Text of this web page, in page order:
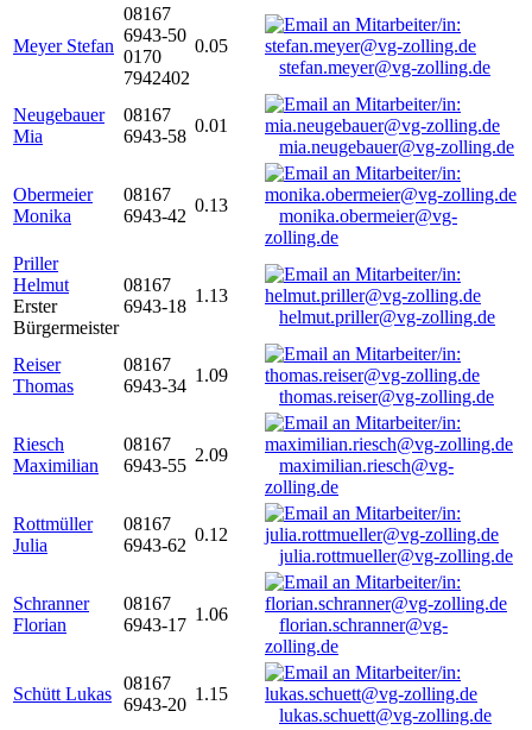
Meyer Stefan
08167
6943-50
0170
7942402
0.05
stefan.meyer@vg-zolling.de
Neugebauer
Mia
08167
6943-58
0.01
mia.neugebauer@vg-zolling.de
Obermeier
Monika
08167
6943-42
0.13
monika.obermeier@vg-
zolling.de
Priller
Helmut
Erster
Bürgermeister
08167
6943-18
1.13
helmut.priller@vg-zolling.de
Reiser
Thomas
08167
6943-34
1.09
thomas.reiser@vg-zolling.de
Riesch
Maximilian
08167
6943-55
2.09
maximilian.riesch@vg-
zolling.de
Rottmüller
Julia
08167
6943-62
0.12
julia.rottmueller@vg-zolling.de
Schranner
Florian
08167
6943-17
1.06
florian.schranner@vg-
zolling.de
Schütt Lukas
08167
6943-20
1.15
lukas.schuett@vg-zolling.de